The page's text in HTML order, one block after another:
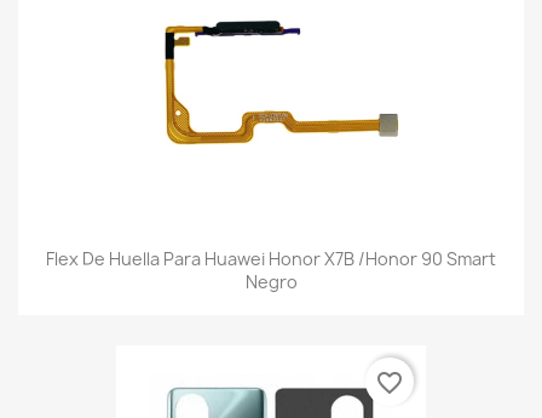
Flex De Huella Para Huawei Honor X7B /Honor 90 Smart
Negro
favorite_border